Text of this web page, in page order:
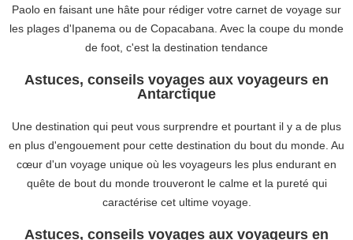
Paolo en faisant une hâte pour rédiger votre carnet de voyage sur
les plages d'Ipanema ou de Copacabana. Avec la coupe du monde
de foot, c'est la destination tendance
Astuces, conseils voyages aux voyageurs en
Antarctique
Une destination qui peut vous surprendre et pourtant il y a de plus
en plus d'engouement pour cette destination du bout du monde. Au
cœur d'un voyage unique où les voyageurs les plus endurant en
quête de bout du monde trouveront le calme et la pureté qui
caractérise cet ultime voyage.
Astuces, conseils voyages aux voyageurs en